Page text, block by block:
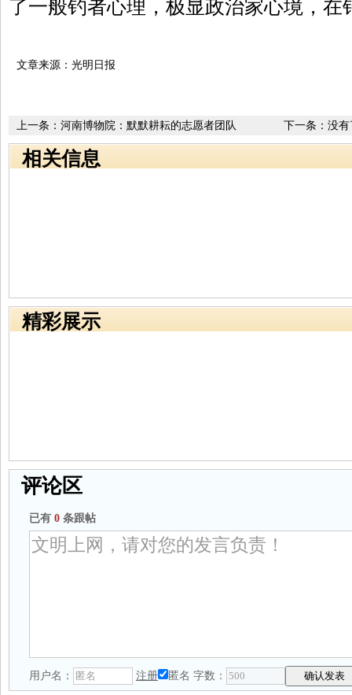
了一般钓者心理，极显政治家心境，
文章来源：光明日报
下一条：没有
上一条： 河南博物院：默默耕耘的志愿者团队
相关信息
精彩展示
评论区
已有 0 条跟帖
用户名： 注册 匿名 字数：